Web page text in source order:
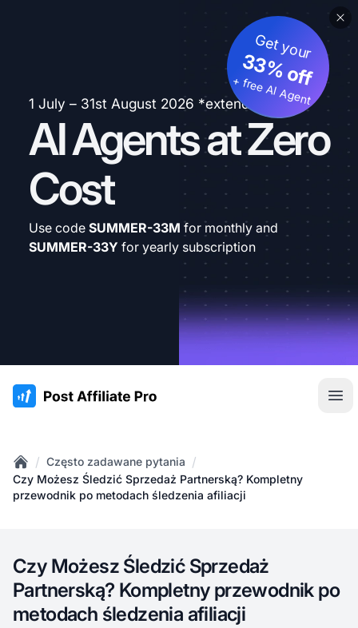
1 July – 31st August 2026 *extended
AI Agents at Zero
Cost
Get your
33% off
+ free AI Agent
Use code SUMMER-33M for monthly and
SUMMER-33Y for yearly subscription
:site.title
Home
/ Często zadawane pytania /
Czy Możesz Śledzić Sprzedaż Partnerską? Kompletny
przewodnik po metodach śledzenia afiliacji
Czy Możesz Śledzić Sprzedaż
Partnerską? Kompletny przewodnik po
metodach śledzenia afiliacji